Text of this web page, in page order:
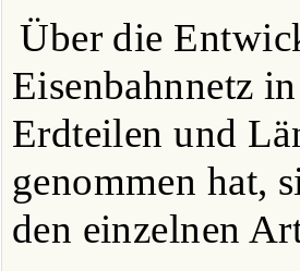
Über die
Eisenbahnnetz
Erdteilen und
genommen hat,
den einzelnen